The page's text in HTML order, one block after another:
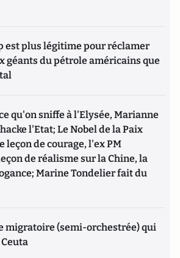
est plus légitime pour réclamer
géants du pétrole américains que
qu'on sniffe à l'Elysée, Marianne
l'Etat; Le Nobel de la Paix
leçon de courage, l'ex PM
de réalisme sur la Chine, la
Marine Tondelier fait du
migratoire (semi-orchestrée) qui